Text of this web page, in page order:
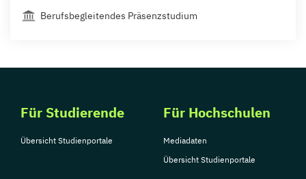
Berufsbegleitendes Präsenzstudium
Für Studierende
Übersicht Studienportale
Für Hochschulen
Mediadaten
Übersicht Studienportale